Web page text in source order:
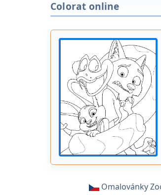
Colorat online
Omalovánky